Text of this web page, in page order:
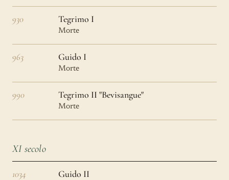
930 Tegrimo I
Morte
963 Guido I
Morte
990 Tegrimo II "Bevisangue"
Morte
XI secolo
1034 Guido II